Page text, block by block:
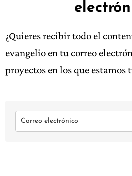
¿Quieres recibir todo el
evangelio en tu correo
proyectos en los que estamos